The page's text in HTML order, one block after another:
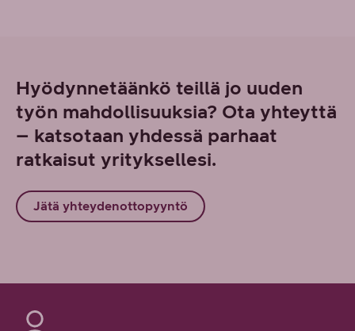
Hyödynnetäänkö teillä jo uuden
työn mahdollisuuksia? Ota yhteyttä
– katsotaan yhdessä parhaat
ratkaisut yrityksellesi.
Jätä yhteydenottopyyntö